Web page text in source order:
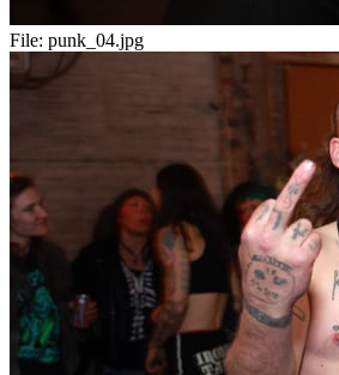
File: punk_04.jpg